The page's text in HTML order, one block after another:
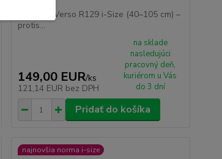
🧷 ZOPA Verso R129 i-Size (40–105 cm) –
protis...
149,00 EUR/ks
121,14 EUR bez DPH
na sklade
nasledujúci
pracovný deň,
kuriérom u Vás
do 3 dní
Pridať do košíka
najnovšia norma i-size